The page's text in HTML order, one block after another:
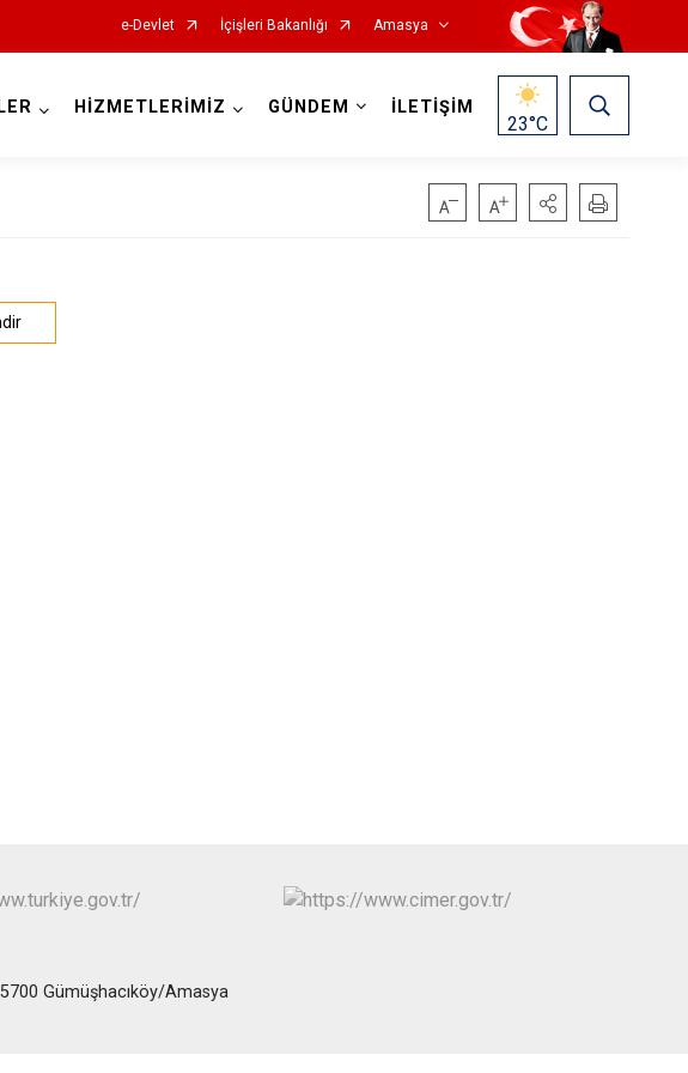
e-Devlet İçişleri Bakanlığı Amasya
HİZMETLERİMİZ GÜNDEM İLETİŞİM
23°C
Gümüşhacıköy/Amasya